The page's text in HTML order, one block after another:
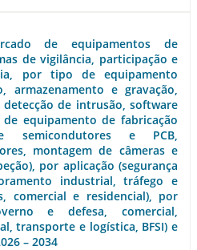
de equipamentos de
de vigilância, participação e
por tipo de equipamento
armazenamento e gravação,
de intrusão, software
equipamento de fabricação
semicondutores e PCB,
montagem de câmeras e
por aplicação (segurança
industrial, tráfego e
comercial e residencial), por
e defesa, comercial,
transporte e logística, BFSI) e
– 2034